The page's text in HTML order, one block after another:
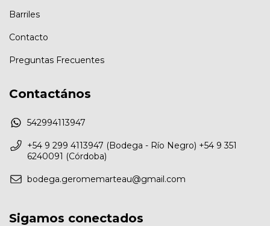
Barriles
Contacto
Preguntas Frecuentes
Contactános
542994113947
+54 9 299 4113947 (Bodega - Río Negro) +54 9 351
6240091 (Córdoba)
bodega.geromemarteau@gmail.com
Sigamos conectados